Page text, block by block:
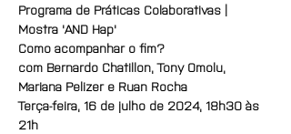
Programa de Práticas Colaborativas |
Mostra 'AND Hap'
Como acompanhar o fim?
com Bernardo Chatillon, Tony Omolu,
Mariana Pelizer e Ruan Rocha
Terça-feira, 16 de julho de 2024, 18h30 às
21h